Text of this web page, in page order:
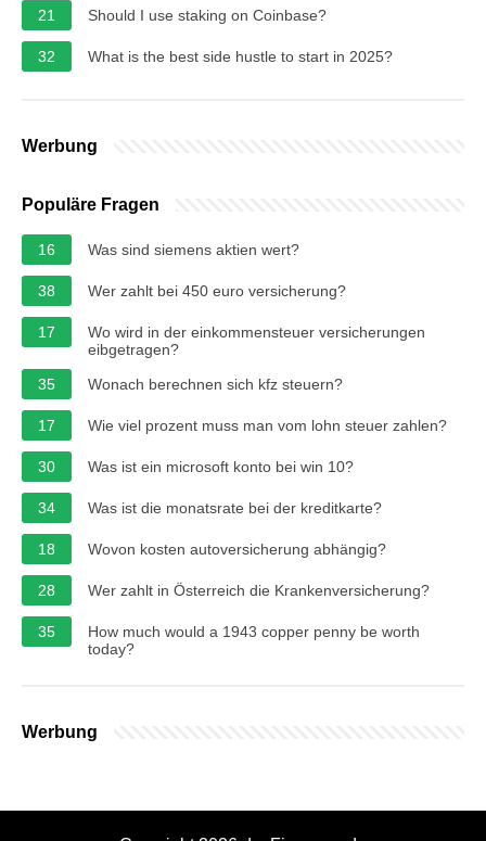
21 Should I use staking on Coinbase?
32 What is the best side hustle to start in 2025?
Werbung
Populäre Fragen
16 Was sind siemens aktien wert?
38 Wer zahlt bei 450 euro versicherung?
17
Wo wird in der einkommensteuer versicherungen
eibgetragen?
35
Wonach berechnen sich kfz steuern?
17 Wie viel prozent muss man vom lohn steuer zahlen?
30 Was ist ein microsoft konto bei win 10?
34 Was ist die monatsrate bei der kreditkarte?
18 Wovon kosten autoversicherung abhängig?
28 Wer zahlt in Österreich die Krankenversicherung?
35
How much would a 1943 copper penny be worth
today?
Werbung